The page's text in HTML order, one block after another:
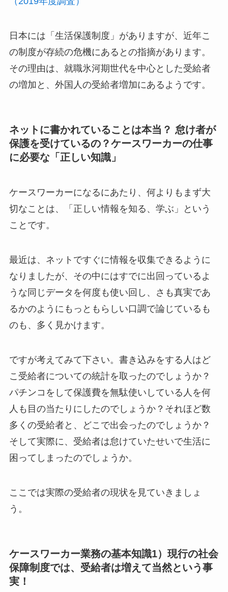
日本には「生活保護制度」がありますが、近年こ
の制度が存続の危機にあるとの指摘があります。
その理由は、就職氷河期世代を中心とした受給者
の増加と、外国人の受給者増加にあるようです。
ネットに書かれていることは本当？ 怠け者が
保護を受けているの？ケースワーカーの仕事
に必要な「正しい知識」
ケースワーカーになるにあたり、何よりもまず大
切なことは、「正しい情報を知る、学ぶ」という
ことです。
最近は、ネットですぐに情報を収集できるように
なりましたが、その中にはすでに出回っているよ
うな同じデータを何度も使い回し、さも真実であ
るかのようにもっともらしい口調で論じているも
のも、多く見かけます。
ですが考えてみて下さい。書き込みをする人はど
こ受給者についての統計を取ったのでしょうか？
パチンコをして保護費を無駄使いしている人を何
人も目の当たりにしたのでしょうか？それほど数
多くの受給者と、どこで出会ったのでしょうか？
そして実際に、受給者は怠けていたせいで生活に
困ってしまったのでしょうか。
ここでは実際の受給者の現状を見ていきましょ
う。
ケースワーカー業務の基本知識1）現行の社会
保障制度では、受給者は増えて当然という事
実！